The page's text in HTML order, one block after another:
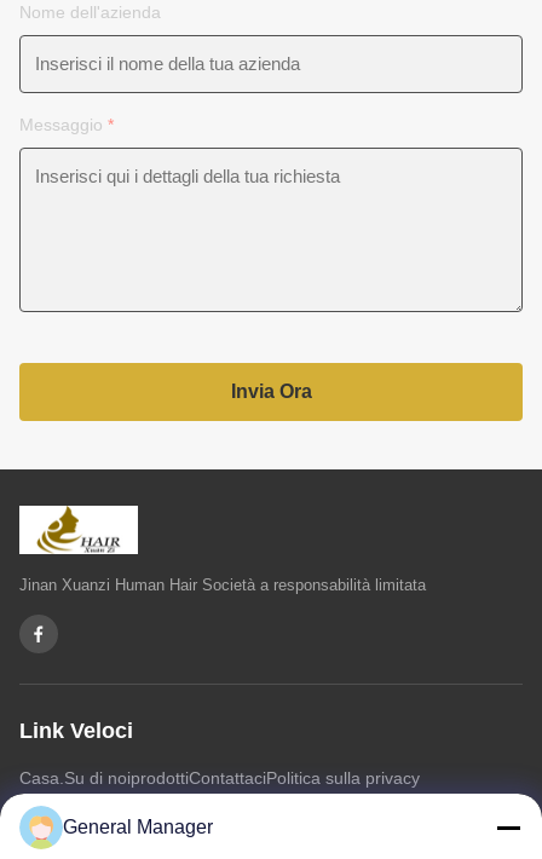
Nome dell'azienda
Messaggio *
Invia Ora
Jinan Xuanzi Human Hair Società a responsabilità limitata
Link Veloci
Casa. Su di noiprodottiContattaciPolitica sulla privacy
Mappa del sito
General Manager